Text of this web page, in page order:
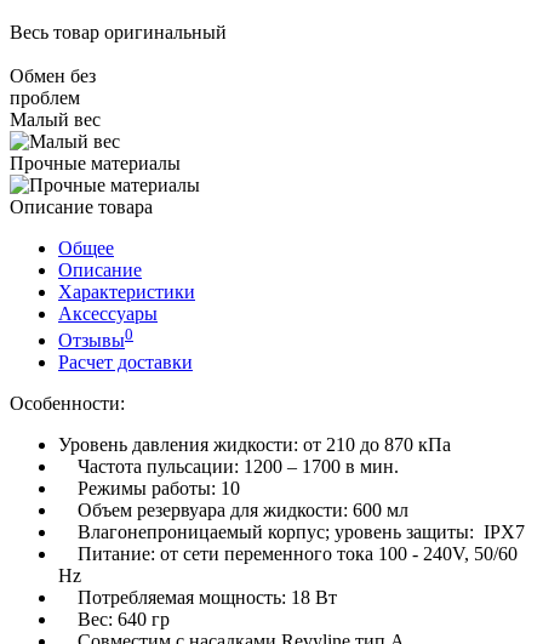
Весь товар оригинальный
Обмен без
проблем
Малый вес
Прочные материалы
Описание товара
Общее
Описание
Характеристики
Аксессуары
Отзывы0
Расчет доставки
Особенности:
Уровень давления жидкости: от 210 до 870 кПа
Частота пульсации: 1200 – 1700 в мин.
Режимы работы: 10
Объем резервуара для жидкости: 600 мл
Влагонепроницаемый корпус; уровень защиты: IPX7
Питание: от сети переменного тока 100 - 240V, 50/60
Hz
Потребляемая мощность: 18 Вт
Вес: 640 гр